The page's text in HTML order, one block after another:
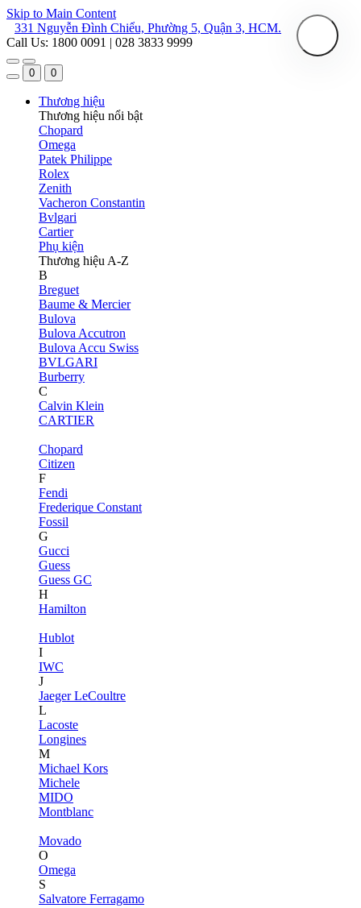
Skip to Main Content
331 Nguyễn Đình Chiểu, Phường 5, Quận 3, HCM.
Call Us: 1800 0091 | 028 3833 9999
0 0
Thương hiệu
Thương hiệu nổi bật
Chopard
Omega
Patek Philippe
Rolex
Zenith
Vacheron Constantin
Bvlgari
Cartier
Phụ kiện
Thương hiệu A-Z
B
Breguet
Baume & Mercier
Bulova
Bulova Accutron
Bulova Accu Swiss
BVLGARI
Burberry
C
Calvin Klein
CARTIER
Chopard
Citizen
F
Fendi
Frederique Constant
Fossil
G
Gucci
Guess
Guess GC
H
Hamilton
Hublot
I
IWC
J
Jaeger LeCoultre
L
Lacoste
Longines
M
Michael Kors
Michele
MIDO
Montblanc
Movado
O
Omega
S
Salvatore Ferragamo